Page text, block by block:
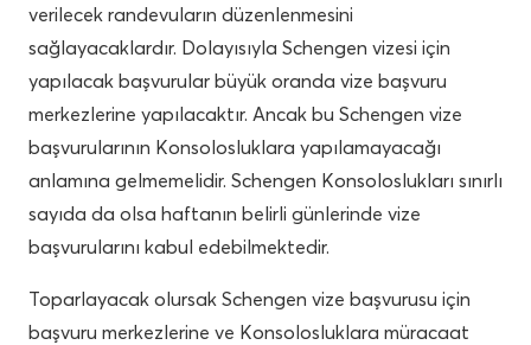
verilecek randevuların düzenlenmesini
sağlayacaklardır. Dolayısıyla Schengen vizesi için
yapılacak başvurular büyük oranda vize başvuru
merkezlerine yapılacaktır. Ancak bu Schengen vize
başvurularının Konsolosluklara yapılamayacağı
anlamına gelmemelidir. Schengen Konsoloslukları sınırlı
sayıda da olsa haftanın belirli günlerinde vize
başvurularını kabul edebilmektedir.
Toparlayacak olursak Schengen vize başvurusu için
başvuru merkezlerine ve Konsolosluklara müracaat